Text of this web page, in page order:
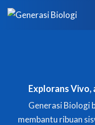
Explorans Vivo,
Generasi Biologi
membantu ribuan